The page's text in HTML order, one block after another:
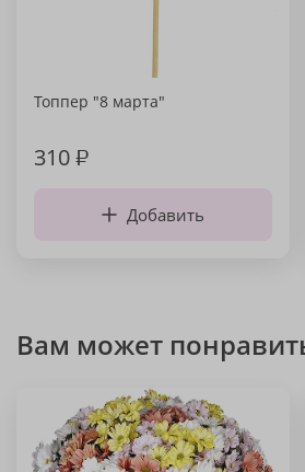
Топпер "8 марта"
310₽
Добавить
Вам может